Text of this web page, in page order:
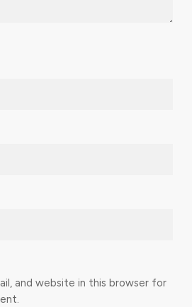
and website in this browser for